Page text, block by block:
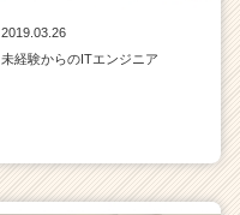
2019.03.26
未経験からのITエンジニア